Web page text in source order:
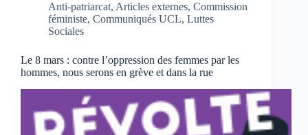
Anti-patriarcat, Articles externes, Commission
féministe, Communiqués UCL, Luttes
Sociales
Le 8 mars : contre l’oppression des femmes par les
hommes, nous serons en grève et dans la rue